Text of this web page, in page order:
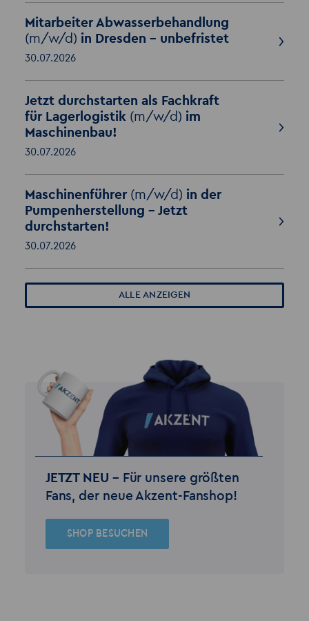
Mitarbeiter Abwasserbehandlung
(m/w/d) in Dresden – unbefristet
30.07.2026
Jetzt durchstarten als Fachkraft
für Lagerlogistik (m/w/d) im
Maschinenbau!
30.07.2026
Maschinenführer (m/w/d) in der
Pumpenherstellung – Jetzt
durchstarten!
30.07.2026
ALLE ANZEIGEN
JETZT NEU – Für unsere größten
Fans, der neue Akzent-Fanshop!
SHOP BESUCHEN